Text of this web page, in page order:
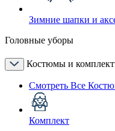
Зимние шапки и
Головные уборы
Костюмы и
Смотреть Все
Комплект